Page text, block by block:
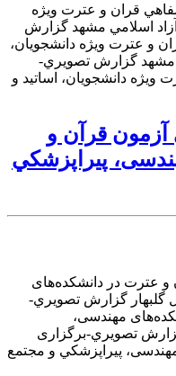
قران و عترت ويژه
آزاد اسلامي مشهد گزارش
و عترت ويژه دانشجويان،
مشهد گزارش تصويري-
دانشجويان، اساتيد و
قرآن و
پيراپزشكي
عترت در دانشکده‌های
گلبهار گزارش تصويري-
مهندسی،
تصويري-برگزاری
پيراپزشكي و مجتمع